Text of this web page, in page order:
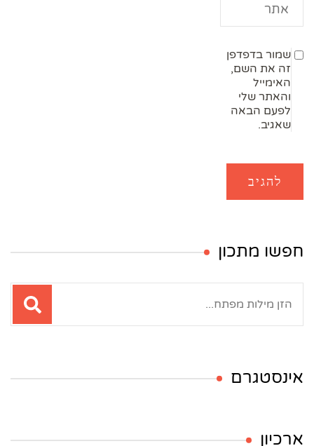
שמור בדפדפן
זה את השם,
האימייל
והאתר שלי
לפעם הבאה
שאגיב.
חפשו מתכון
אינסטגרם
ארכיון